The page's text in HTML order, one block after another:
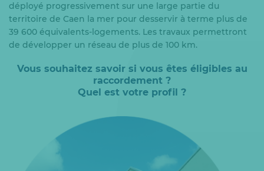
déployé progressivement sur une large partie du
territoire de Caen la mer pour desservir à terme plus de
39 600 équivalents-logements. Les travaux permettront
de développer un réseau de plus de 100 km.
Vous souhaitez savoir si vous êtes éligibles au
raccordement ?
Quel est votre profil ?